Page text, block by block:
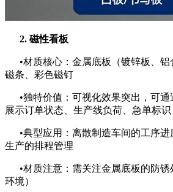
2. 磁性看板
•材质核心：金属底板（镀锌板、铝
磁条、彩色磁钉
•独特价值：可视化效果突出，可
展示订单状态、生产线负荷、急单标识
•典型应用：离散制造车间的工序
生产的排程管理
•材质注意：需关注金属底板的防
环境）